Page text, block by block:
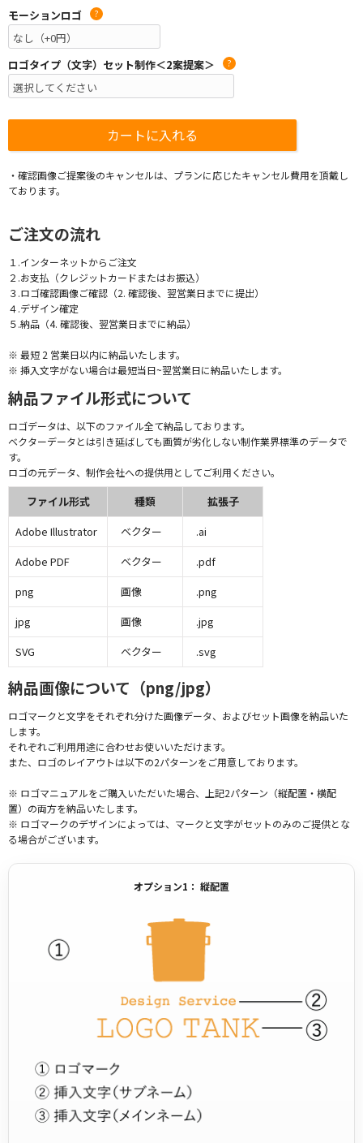
モーションロゴ ?
ロゴタイプ（文字）セット制作＜2案提案＞ ?
・確認画像ご提案後のキャンセルは、プランに応じたキャンセル費用を頂戴し
ております。
ご注文の流れ
１.インターネットからご注文
２.お支払（クレジットカードまたはお振込）
３.ロゴ確認画像ご確認（2. 確認後、翌営業日までに提出）
４.デザイン確定
５.納品（4. 確認後、翌営業日までに納品）
※ 最短 2 営業日以内に納品いたします。
※ 挿入文字がない場合は最短当日~翌営業日に納品いたします。
納品ファイル形式について
ロゴデータは、以下のファイル全て納品しております。
ベクターデータとは引き延ばしても画質が劣化しない制作業界標準のデータで
す。
ロゴの元データ、制作会社への提供用としてご利用ください。
ファイル形式 種類
拡張子
Adobe Illustrator
ベクター
.ai
Adobe PDF
ベクター
.pdf
png
画像
.png
jpg
画像
.jpg
SVG
ベクター .svg
納品画像について（png/jpg）
ロゴマークと文字をそれぞれ分けた画像データ、およびセット画像を納品いた
します。
それぞれご利用用途に合わせお使いいただけます。
また、ロゴのレイアウトは以下の2パターンをご用意しております。
※ ロゴマニュアルをご購入いただいた場合、上記2パターン（縦配置・横配
置）の両方を納品いたします。
※ ロゴマークのデザインによっては、マークと文字がセットのみのご提供とな
る場合がございます。
オプション1： 縦配置